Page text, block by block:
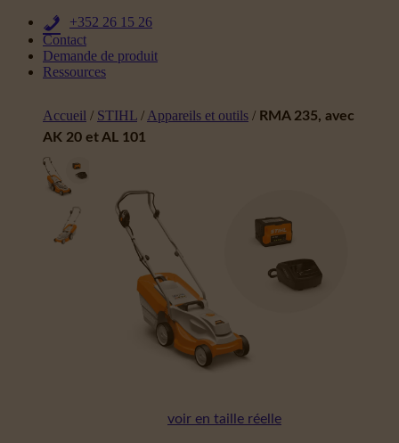
+352 26 15 26
Contact
Demande de produit
Ressources
Accueil / STIHL / Appareils et outils / RMA 235, avec
AK 20 et AL 101
voir en taille réelle